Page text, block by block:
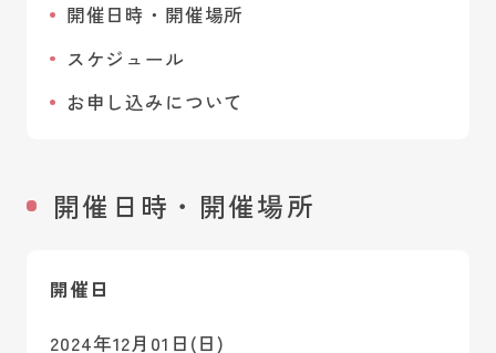
開催日時・開催場所
スケジュール
お申し込みについて
開催日時・開催場所
開催日
2024年12月01日(日)